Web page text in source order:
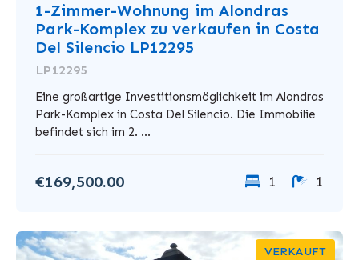
1-Zimmer-Wohnung im Alondras
Park-Komplex zu verkaufen in Costa
Del Silencio LP12295
LP12295
Eine großartige Investitionsmöglichkeit im Alondras
Park-Komplex in Costa Del Silencio. Die Immobilie
befindet sich im 2. ...
€169,500.00 1 1
VERKAUFT